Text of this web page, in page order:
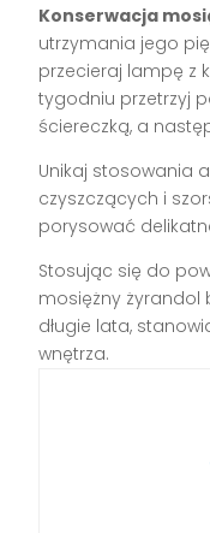
Konserwacja
utrzymania jego
przecieraj lampę z
tygodniu przetrzyj
ściereczką, a
Unikaj stosowania
czyszczących i
porysować
Stosując się do
mosiężny żyrandol
długie lata,
wnętrza.